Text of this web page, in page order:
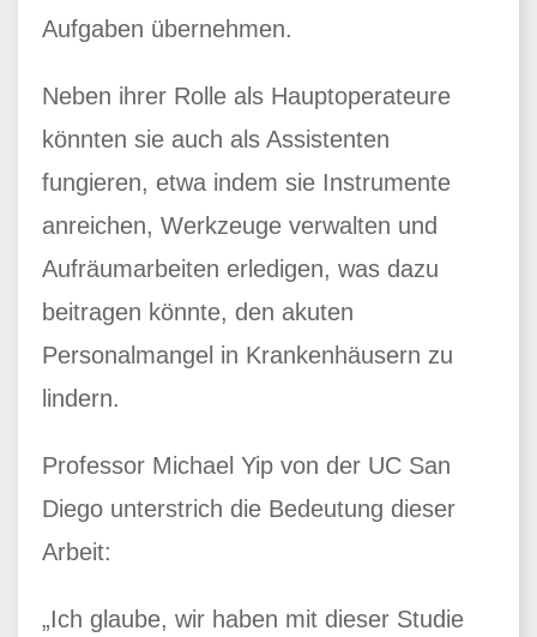
Aufgaben übernehmen.
Neben ihrer Rolle als Hauptoperateure
könnten sie auch als Assistenten
fungieren, etwa indem sie Instrumente
anreichen, Werkzeuge verwalten und
Aufräumarbeiten erledigen, was dazu
beitragen könnte, den akuten
Personalmangel in Krankenhäusern zu
lindern.
Professor Michael Yip von der UC San
Diego unterstrich die Bedeutung dieser
Arbeit:
„Ich glaube, wir haben mit dieser Studie